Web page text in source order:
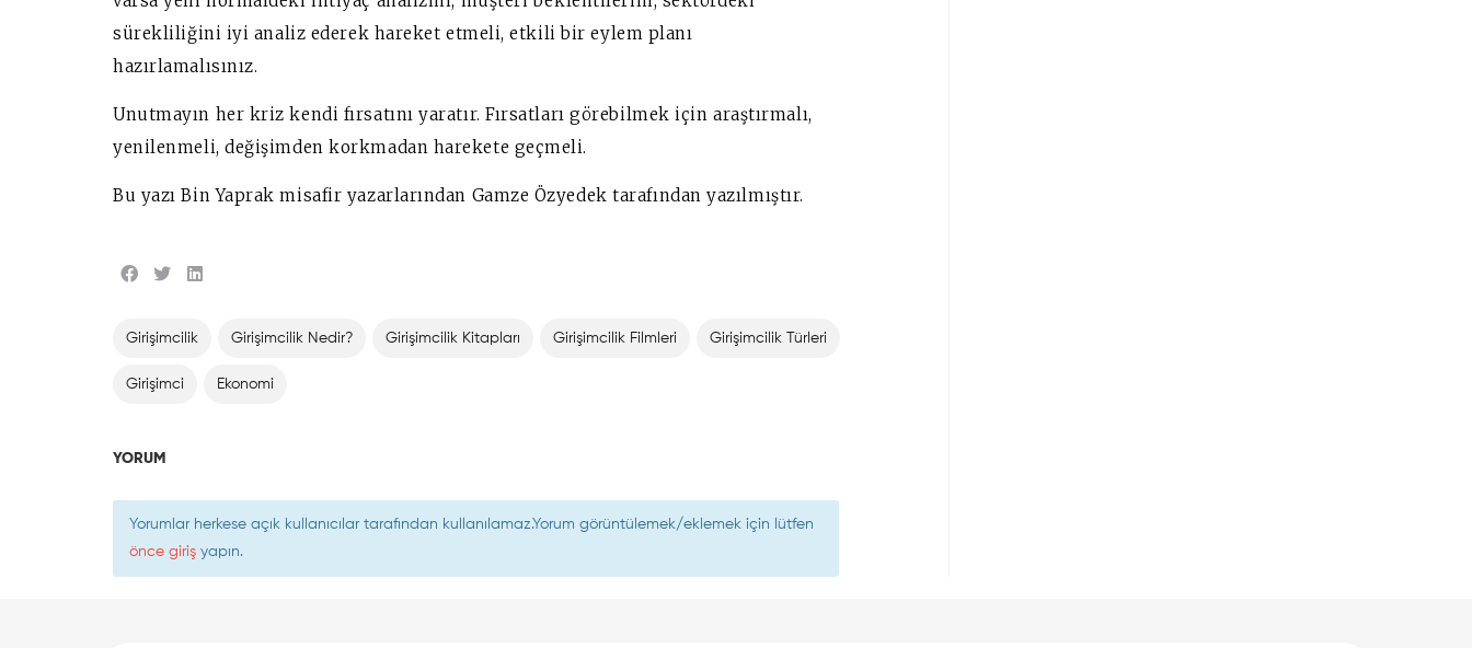
sürekliliğini iyi analiz ederek hareket etmeli, etkili bir eylem planı
hazırlamalısınız.
Unutmayın her kriz kendi fırsatını yaratır. Fırsatları görebilmek için araştırmalı,
yenilenmeli, değişimden korkmadan harekete geçmeli.
Bu yazı Bin Yaprak misafir yazarlarından Gamze Özyedek tarafından yazılmıştır.
Girişimcilik Girişimcilik Nedir? Girişimcilik Kitapları Girişimcilik Filmleri Girişimcilik Türleri
Girişimci Ekonomi
YORUM
Yorumlar herkese açık kullanıcılar tarafından kullanılamaz.Yorum görüntülemek/eklemek için lütfen
önce giriş yapın.